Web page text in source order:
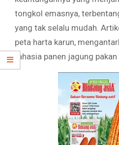
tongkol emasnya,
yang tak selalu mudah.
peta harta karun,
rahasia panen jagung